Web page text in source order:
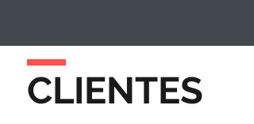
CLIENTES